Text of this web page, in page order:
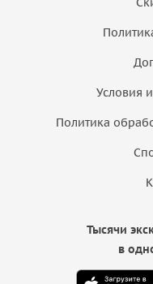
Условия
Политика
Тысячи
в